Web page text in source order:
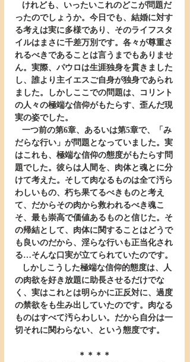
ったのでしょうか。今日でも、結婚に対す
る考えは実に多様であり、そのライフスタ
イルはまさに千差万別です。各々が尊重さ
れるべきであることは言うまでもありませ
ん。実際、パウロは生涯独身を貫きました
し、誰より主イエスご自身が独身であられ
ました。しかしここでの問題は、コリント
の人々の極端な信仰がもたらす、歪んだ現
実の姿でした。
だらな行い」が問題となっていました。実
はこれも、極端な信仰の態度がもたらす問
題でした。彼らは人間を、肉体と魂とに分
けて考えた。そして肉なるものは全て汚ら
わしいもの、朽ち果てるべきものと考え
て、だからその肉から救われるべき魂こ
そ、最も崇高で価値あるものと信じた。そ
の帰結として、肉体に関することはどうで
も良いのだから、淫らな行いも正当化され
る…そんな口実が立てられていたのです。
の肉欲を好き放題に助長させるだけでな
く、実はこれとは明らかに正反対に、過度
の禁欲をも生み出していたのです。肉なる
ものはすべて汚らわしい。だから自分は一
切それに関わらない、という態度です。
＊＊＊＊